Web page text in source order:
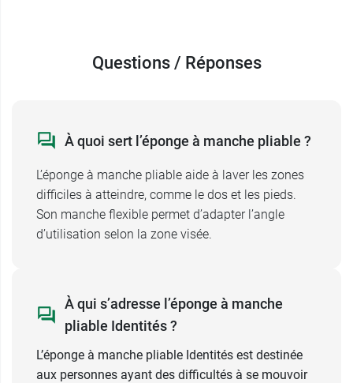
Questions / Réponses
À quoi sert l’éponge à manche pliable ?
L’éponge à manche pliable aide à laver les zones
difficiles à atteindre, comme le dos et les pieds.
Son manche flexible permet d’adapter l’angle
d’utilisation selon la zone visée.
À qui s’adresse l’éponge à manche
pliable Identités ?
L’éponge à manche pliable Identités est destinée
aux personnes ayant des difficultés à se mouvoir